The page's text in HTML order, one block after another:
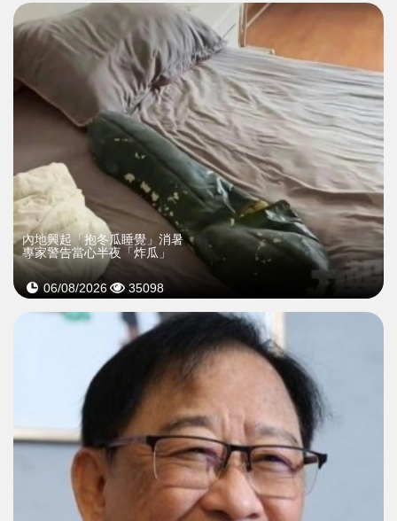
內地興起「抱冬瓜睡覺」消暑
專家警告當心半夜「炸瓜」
06/08/2026 35098